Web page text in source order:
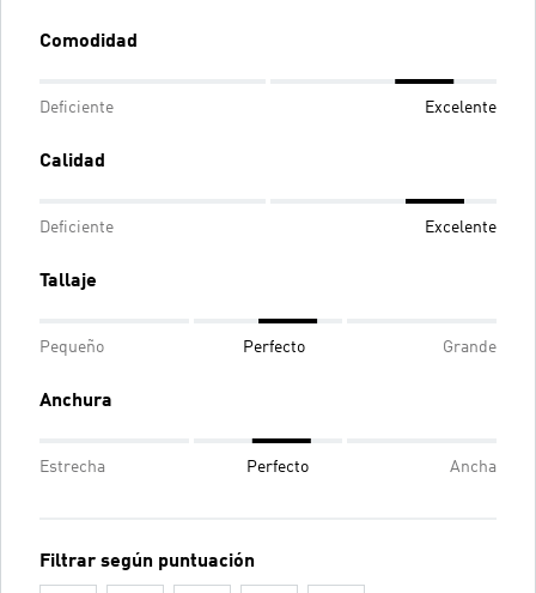
Comodidad
Deficiente Excelente
Calidad
Deficiente Excelente
Tallaje
Pequeño Perfecto Grande
Anchura
Estrecha Perfecto Ancha
Filtrar según puntuación